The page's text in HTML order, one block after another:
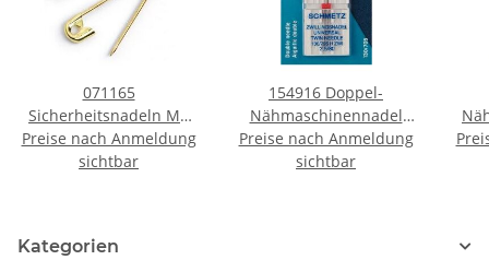
071165
Sicherheitsnadeln MS
19/23/27 mm goldfarbig
- KTE á 30 ST
Preise nach Anmeldung
sichtbar
154916 Doppel-
Nähmaschinennadel
130/705 Universal 80/2,5
mm - KTE á 1 ST
Preise nach Anmeldung
sichtbar
Kategorien